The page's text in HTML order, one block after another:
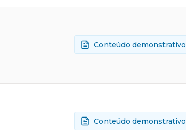
Conteúdo demonstrativo
Conteúdo demonstrativo